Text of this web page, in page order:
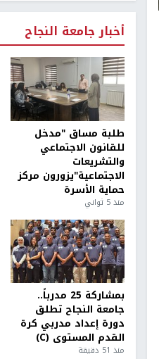
أخبار جامعة النجاح
طلبة مساق "مدخل
للقانون الاجتماعي
والتشريعات
الاجتماعية"يزورون مركز
حماية الأسرة
منذ 5 ثواني
بمشاركة 25 مدرباً..
جامعة النجاح تطلق
دورة إعداد مدربي كرة
القدم المستوى (C)
منذ 51 دقيقة